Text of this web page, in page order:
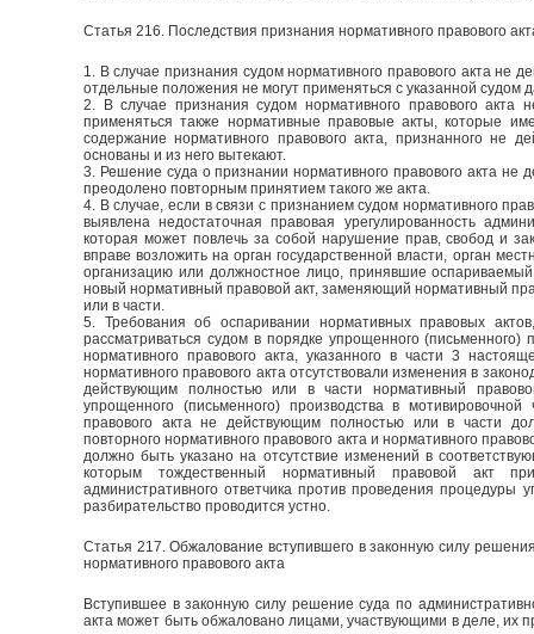
Статья 216. Последствия признания нормативного правового
1. В случае признания судом нормативного правового акта не
отдельные положения не могут применяться с указанной судом
2. В случае признания судом нормативного правового
применяться также нормативные правовые акты, которые
содержание нормативного правового акта, признанного не
основаны и из него вытекают.
3. Решение суда о признании нормативного правового акта
преодолено повторным принятием такого же акта.
4. В случае, если в связи с признанием судом нормативного
выявлена недостаточная правовая урегулированность
которая может повлечь за собой нарушение прав, свобод и
вправе возложить на орган государственной власти, орган
организацию или должностное лицо, принявшие
новый нормативный правовой акт, заменяющий нормативный
или в части.
5. Требования об оспаривании нормативных правовых
рассматриваться судом в порядке упрощенного (письменного)
нормативного правового акта, указанного в части 3
нормативного правового акта отсутствовали изменения в
действующим полностью или в части нормативный
упрощенного (письменного) производства в
правового акта не действующим полностью или в части
повторного нормативного правового акта и нормативного
должно быть указано на отсутствие изменений в
которым тождественный нормативный правовой акт
административного ответчика против проведения процедуры
разбирательство проводится устно.
Статья 217. Обжалование вступившего в законную силу
нормативного правового акта
Вступившее в законную силу решение суда по
акта может быть обжаловано лицами, участвующими в деле, их